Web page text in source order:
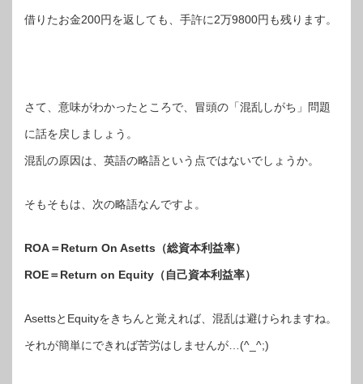
借りたお金200円を返しても、手許に2万9800円も残ります。
さて、意味がわかったところで、冒頭の「混乱しがち」問題
に話を戻しましょう。
混乱の原因は、英語の略語という点ではないでしょうか。
そもそもは、次の略語なんですよ。
ROA＝Return On Asetts（総資本利益率）
ROE＝Return on Equity（自己資本利益率）
AsettsとEquityをきちんと覚えれば、混乱は避けられますね。
それが簡単にできれば苦労はしませんが…(^_^;)